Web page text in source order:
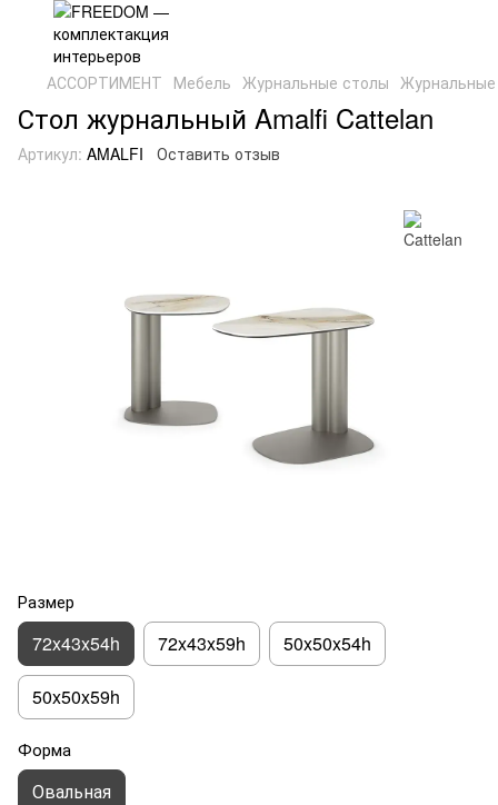
АССОРТИМЕНТ Мебель Журнальные столы
Стол журнальный Amalfi Cattelan
Артикул: AMALFI Оставить отзыв
Размер
72x43x54h 72x43x59h 50x50x54h
50x50x59h
Форма
Овальная